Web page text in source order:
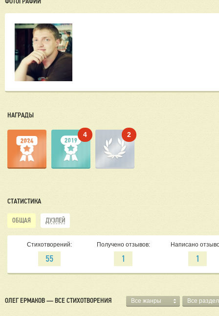
НАГРАДЫ
4 2
СТАТИСТИКА
ОБЩАЯ ДУЭЛЕЙ
Стихотворений:
55
Получено отзывов:
1
Написано
1
ОЛЕГ ЕРМАКОВ — ВСЕ СТИХОТВОРЕНИЯ Все жанры Все